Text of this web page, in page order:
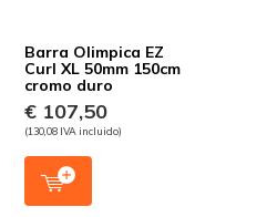
Barra Olimpica EZ
Curl XL 50mm 150cm
cromo duro
€ 107,50
(130,08 IVA incluido)